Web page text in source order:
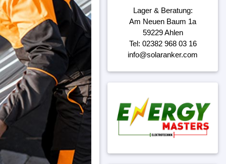
Lager & Beratung:
Am Neuen Baum 1a
59229 Ahlen
Tel: 02382 968 03 16
info@solaranker.com